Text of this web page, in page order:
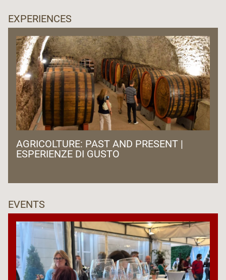
EXPERIENCES
AGRICOLTURE: PAST AND PRESENT |
ESPERIENZE DI GUSTO
EVENTS